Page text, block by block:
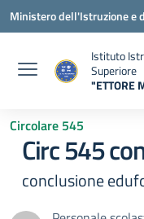
Vai ai contenuti
Vai al menu di navigazione
Vai al footer
Ministero dell'Istruzione e
Istituto
Superiore
"ETTORE
Circolare 545
Circ 545
conclusione